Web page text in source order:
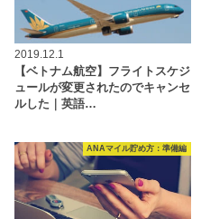
2019.12.1
【ベトナム航空】フライトスケジ
ュールが変更されたのでキャンセ
ルした｜英語…
ANAマイル貯め方：準備編